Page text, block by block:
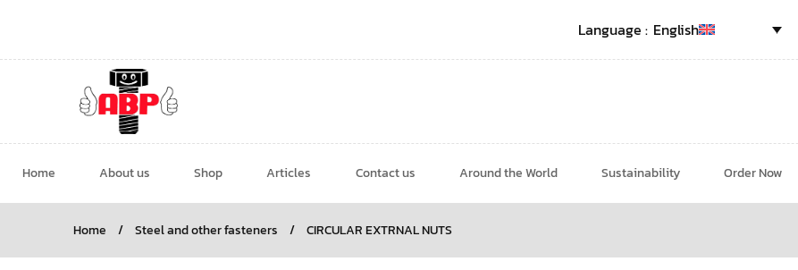
English
Home About us Shop Articles Contact us Around the World Sustainability Order Now
Home / Steel and other fasteners / CIRCULAR EXTRNAL NUTS